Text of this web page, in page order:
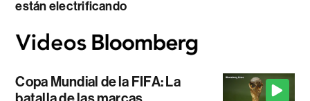
están electrificando
Copa Mundial de la FIFA: La